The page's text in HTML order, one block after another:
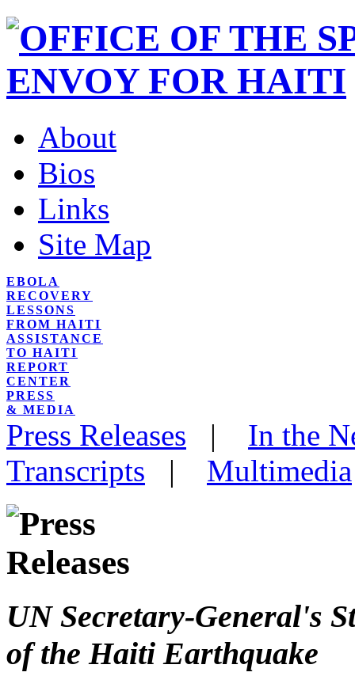
About
Bios
Links
Site Map
EBOLA
RECOVERY
LESSONS
FROM HAITI
ASSISTANCE
TO HAITI
REPORT
CENTER
PRESS
& MEDIA
Press Releases | In the
Transcripts | Multimedia
UN Secretary-General's
of the Haiti Earthquake